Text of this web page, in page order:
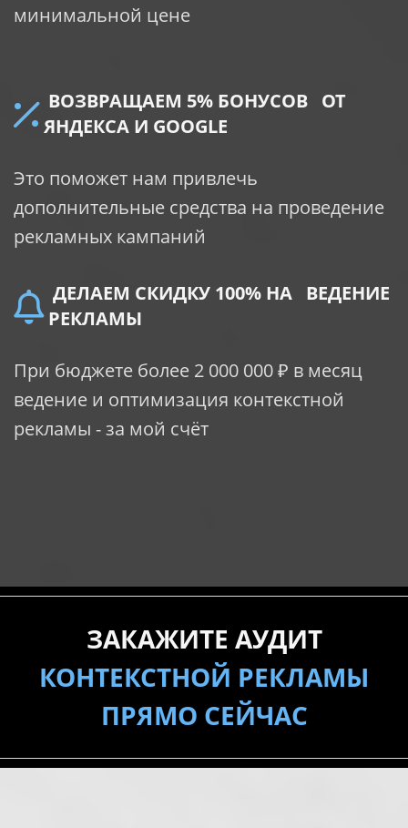
минимальной цене
ВОЗВРАЩАЕМ 5% БОНУСОВ ОТ
ЯНДЕКСА И GOOGLE
Это поможет нам привлечь
дополнительные средства на проведение
рекламных кампаний
ДЕЛАЕМ СКИДКУ 100% НА ВЕДЕНИЕ
РЕКЛАМЫ
При бюджете более 2 000 000 ₽ в месяц
ведение и оптимизация контекстной
рекламы - за мой счёт
ЗАКАЖИТЕ АУДИТ
КОНТЕКСТНОЙ РЕКЛАМЫ
ПРЯМО СЕЙЧАС